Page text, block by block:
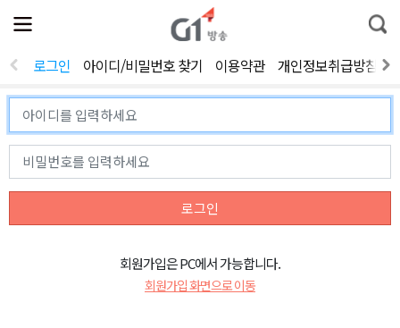
전
체
뉴
열
통
합
색
로그인 아이디/비밀번호 찾기 이용약관 개인정보취급방침
로그인
회원가입은 PC에서 가능합니다.
회원가입 화면으로 이동